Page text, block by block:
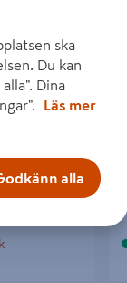
ska
Du kan
Dina
Läs mer
alla